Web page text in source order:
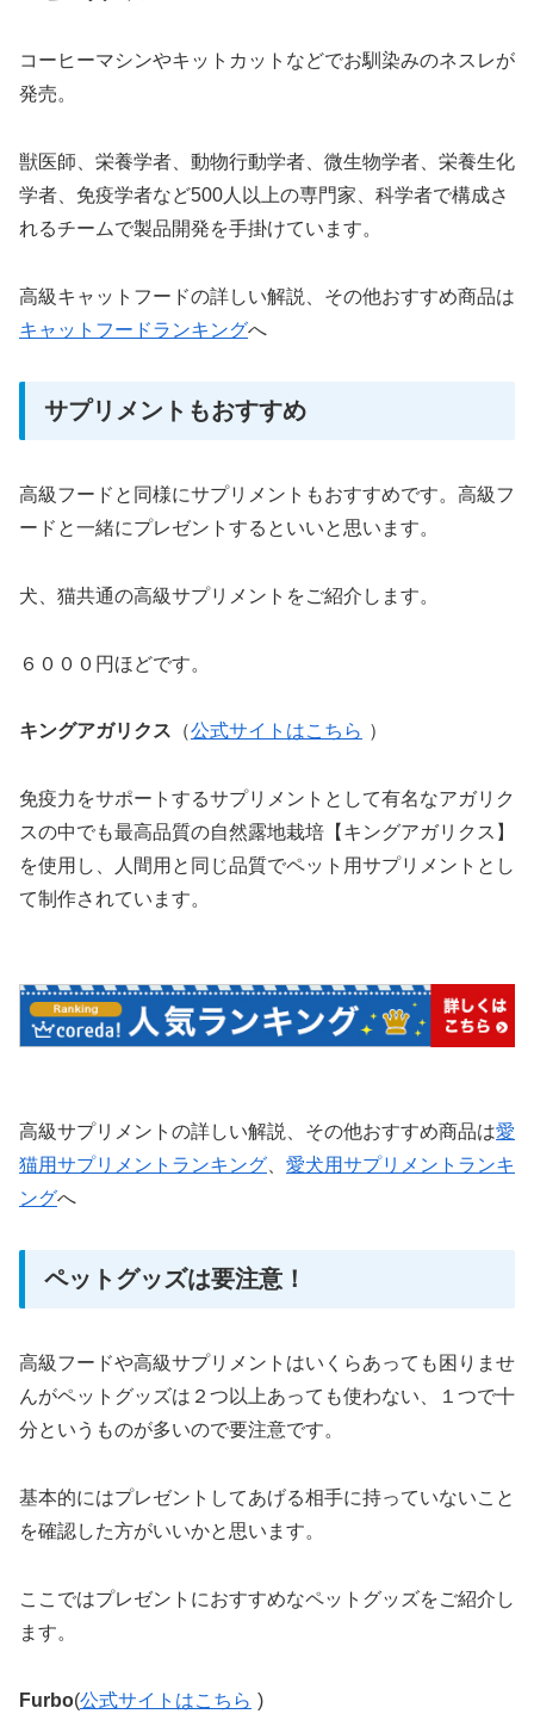
コーヒーマシンやキットカットなどでお馴染みのネスレが
発売。
獣医師、栄養学者、動物行動学者、微生物学者、栄養生化
学者、免疫学者など500人以上の専門家、科学者で構成さ
れるチームで製品開発を手掛けています。
高級キャットフードの詳しい解説、その他おすすめ商品は
キャットフードランキングへ
サプリメントもおすすめ
高級フードと同様にサプリメントもおすすめです。高級フ
ードと一緒にプレゼントするといいと思います。
犬、猫共通の高級サプリメントをご紹介します。
６０００円ほどです。
キングアガリクス （公式サイトはこちら ）
免疫力をサポートするサプリメントとして有名なアガリク
スの中でも最高品質の自然露地栽培【キングアガリクス】
を使用し、人間用と同じ品質でペット用サプリメントとし
て制作されています。
高級サプリメントの詳しい解説、その他おすすめ商品は愛
猫用サプリメントランキング
愛犬用サプリメントランキ
ングへ
ペットグッズは要注意！
高級フードや高級サプリメントはいくらあっても困りませ
んがペットグッズは２つ以上あっても使わない、１つで十
分というものが多いので要注意です。
基本的にはプレゼントしてあげる相手に持っていないこと
を確認した方がいいかと思います。
ここではプレゼントにおすすめなペットグッズをご紹介し
ます。
Furbo(公式サイトはこちら )